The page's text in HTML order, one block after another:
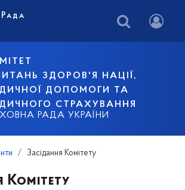
ЗДОРОВ'Я НАЦІЇ,
ДОПОМОГИ ТА
СТРАХУВАННЯ
РАДА УКРАЇНИ
Засідання Комітету
Комітету